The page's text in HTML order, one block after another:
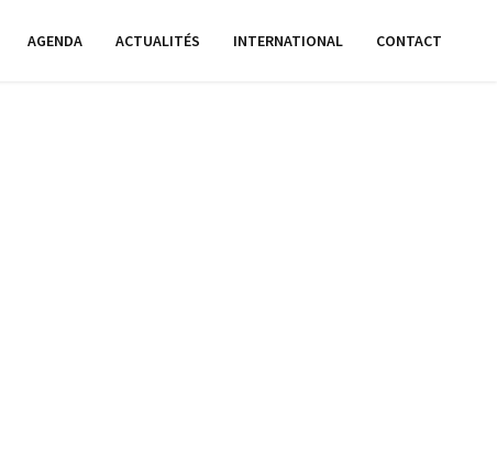
AGENDA ACTUALITÉS INTERNATIONAL CONTACT